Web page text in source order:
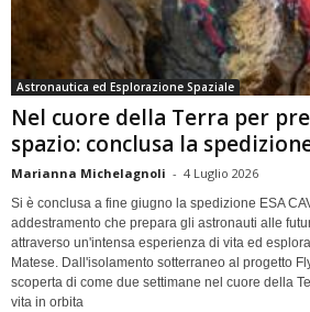
Astronautica ed Esplorazione Spaziale
Nel cuore della Terra per
spazio: conclusa la
Marianna Michelagnoli - 4 Luglio 2026
Si è conclusa a fine giugno la spedizione ESA
addestramento che prepara gli astronauti alle
attraverso un'intensa esperienza di vita ed
Matese. Dall'isolamento sotterraneo al progetto
scoperta di come due settimane nel cuore della
vita in orbita